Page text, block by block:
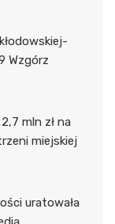
Wzgórz
mln zł na
miejskiej
uratowała